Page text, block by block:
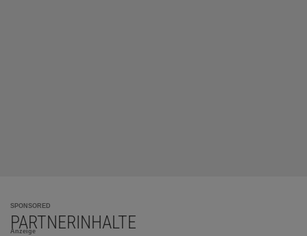
SPONSORED
PARTNERINHALTE
Anzeige